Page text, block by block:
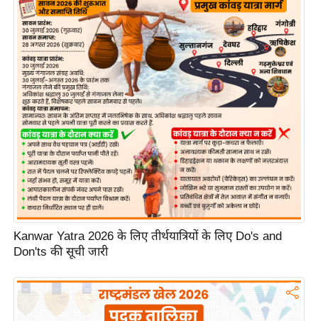
फि
ल्म
स
मी
क्षा
B
e
a
k
n
g
N
e
w
s
Kanwar Yatra 2026 के लिए तीर्थयात्रियों के लिए Do's and
Don'ts की सूची जारी